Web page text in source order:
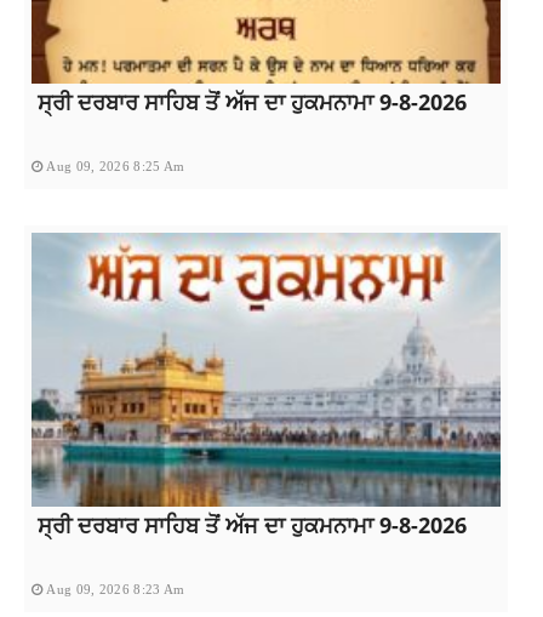
ਸ੍ਰੀ ਦਰਬਾਰ ਸਾਹਿਬ ਤੋਂ ਅੱਜ ਦਾ ਹੁਕਮਨਾਮਾ 9-8-2026
Aug 09, 2026 8:25 Am
ਸ੍ਰੀ ਦਰਬਾਰ ਸਾਹਿਬ ਤੋਂ ਅੱਜ ਦਾ ਹੁਕਮਨਾਮਾ 9-8-2026
Aug 09, 2026 8:23 Am